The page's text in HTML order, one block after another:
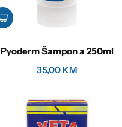
Pyoderm Šampon a 250ml
35,00 KM